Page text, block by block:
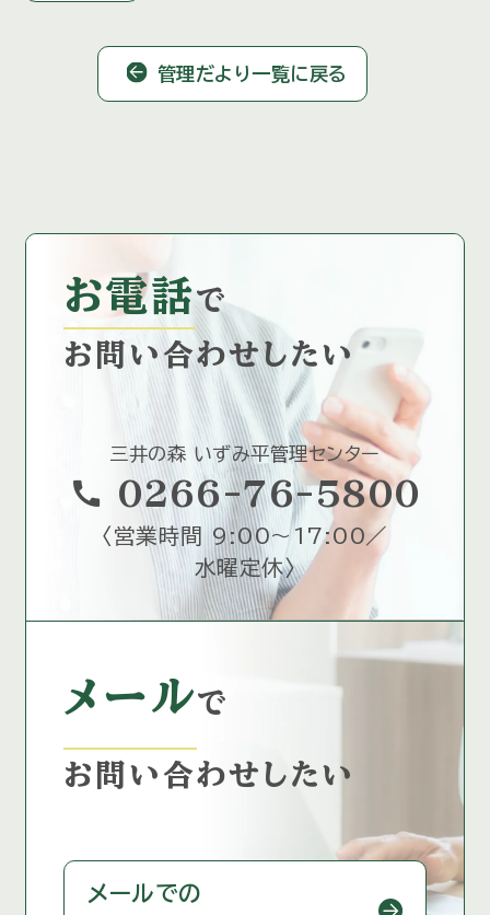
管理だより一覧に戻る
お電話で
お問い合わせしたい
三井の森 いずみ平管理センター
call 0266-76-5800
〈 営業時間 9:00～17:00／
水曜定休〉
メールで
お問い合わせしたい
メールでの